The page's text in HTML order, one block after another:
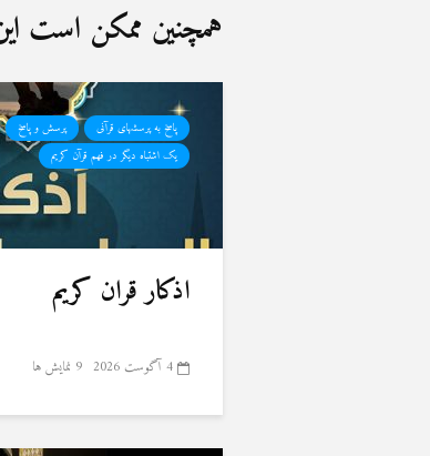
همچنین ممکن است
پاسخ به پرسشهای قرآنی
پرسش و پاسخ
یک اشتباه دیگر در فهم قرآن کریم
اذکار قران کریم
4 آگوست 2026 9 نمایش ها